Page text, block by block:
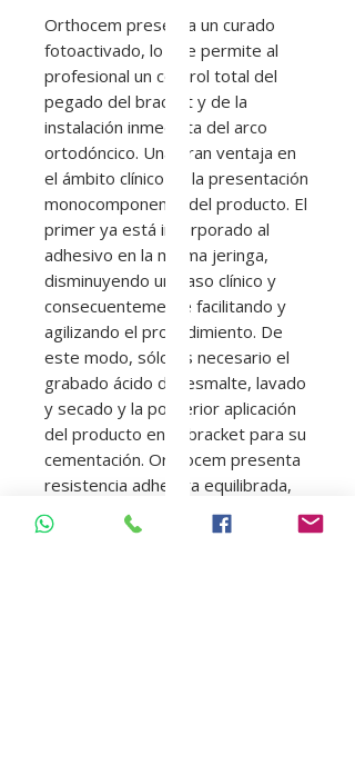
Orthocem presenta un curado
fotoactivado, lo que permite al
profesional un control total del
pegado del bracket y de la
instalación inmediata del arco
ortodóncico. Una gran ventaja en
el ámbito clínico es la presentación
monocomponente del producto. El
primer ya está incorporado al
adhesivo en la misma jeringa,
disminuyendo un paso clínico y
consecuentemente facilitando y
agilizando el procedimiento. De
este modo, sólo es necesario el
grabado ácido del esmalte, lavado
y secado y la posterior aplicación
del producto en el bracket para su
cementación. Orthocem presenta
resistencia adhesiva equilibrada,
desarollada para ser suficiente
para resistir la necesidad mecánica